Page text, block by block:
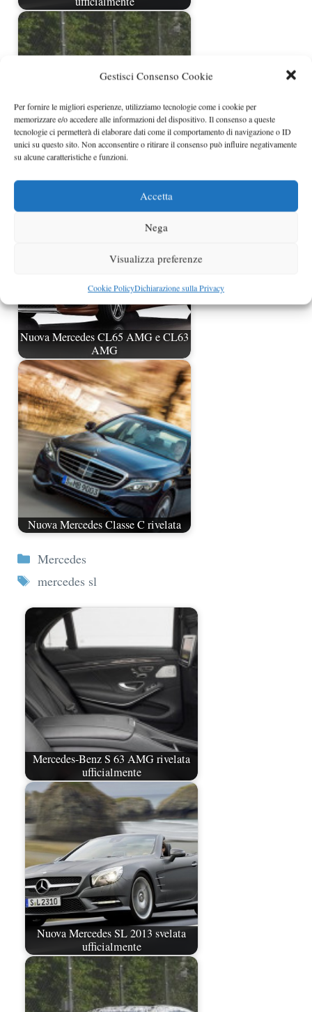
Gestisci Consenso Cookie
Per fornire le migliori esperienze, utilizziamo tecnologie come i cookie per
memorizzare e/o accedere alle informazioni del dispositivo. Il consenso a queste
tecnologie ci permetterà di elaborare dati come il comportamento di navigazione o ID
unici su questo sito. Non acconsentire o ritirare il consenso può influire negativamente
su alcune caratteristiche e funzioni.
Accetta
Nega
Visualizza preferenze
Cookie PolicyDichiarazione sulla Privacy
Nuova Mercedes Classe S Coupé
ancora spiata su strada
Nuova Mercedes CL65 AMG e CL63
AMG
Nuova Mercedes Classe C rivelata
Categorie
Mercedes
Tag
mercedes sl
Mercedes-Benz S 63 AMG rivelata
ufficialmente
Nuova Mercedes SL 2013 svelata
ufficialmente